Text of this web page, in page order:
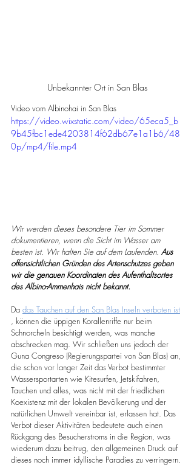
Unbekannter Ort in San Blas
Video vom Albinohai in San Blas
https://video.wixstatic.com/video/65eca5_b
9b45fbc1ede4203814f62db67e1a1b6/48
0p/mp4/file.mp4
Wir werden dieses besondere Tier im Sommer
dokumentieren, wenn die Sicht im Wasser am
besten ist. Wir halten Sie auf dem Laufenden. Aus
offensichtlichen Gründen des Artenschutzes geben
wir die genauen Koordinaten des Aufenthaltsortes
des Albino-Ammenhais nicht bekannt.
Da das Tauchen auf den San Blas Inseln verboten ist
, können die üppigen Korallenriffe nur beim
Schnorcheln besichtigt werden, was manche
abschrecken mag. Wir schließen uns jedoch der
Guna Congreso (Regierungspartei von San Blas) an,
die schon vor langer Zeit das Verbot bestimmter
Wassersportarten wie Kitesurfen, Jetskifahren,
Tauchen und alles, was nicht mit der friedlichen
Koexistenz mit der lokalen Bevölkerung und der
natürlichen Umwelt vereinbar ist, erlassen hat. Das
Verbot dieser Aktivitäten bedeutete auch einen
Rückgang des Besucherstroms in die Region, was
wiederum dazu beitrug, den allgemeinen Druck auf
dieses noch immer idyllische Paradies zu verringern.